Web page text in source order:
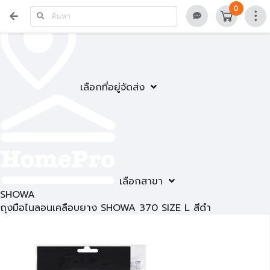
เลือกที่อยู่จัดส่ง
เลือกสาขา
0
SHOWA
ถุงมือไนลอนเคลือบยาง SHOWA 370 SIZE L สีดำ